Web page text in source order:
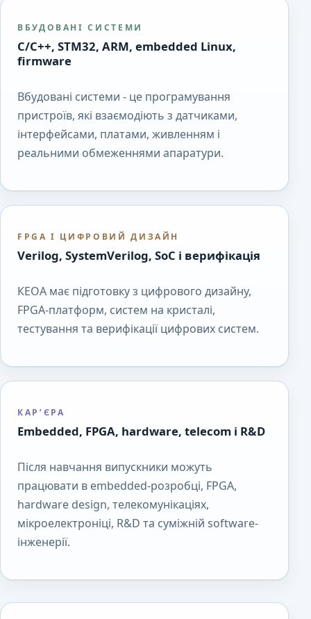
ВБУДОВАНІ СИСТЕМИ
C/C++, STM32, ARM, embedded Linux,
firmware
Вбудовані системи - це програмування
пристроїв, які взаємодіють з датчиками,
інтерфейсами, платами, живленням і
реальними обмеженнями апаратури.
FPGA І ЦИФРОВИЙ ДИЗАЙН
Verilog, SystemVerilog, SoC і верифікація
КЕОА має підготовку з цифрового дизайну,
FPGA-платформ, систем на кристалі,
тестування та верифікації цифрових систем.
КАР’ЄРА
Embedded, FPGA, hardware, telecom і R&D
Після навчання випускники можуть
працювати в embedded-розробці, FPGA,
hardware design, телекомунікаціях,
мікроелектроніці, R&D та суміжній software-
інженерії.